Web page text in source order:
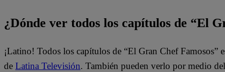
¿Dónde ver todos los capítulos de “El
¡Latino! Todos los capítulos de “El Gran Chef Famosos”
de Latina Televisión. También pueden verlo por medio del